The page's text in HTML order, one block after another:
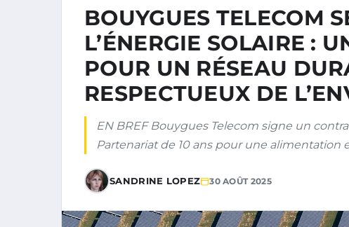
BOUYGUES TELECOM
L’ÉNERGIE SOLAIRE :
POUR UN RÉSEAU
RESPECTUEUX DE
EN BREF Bouygues Telecom signe un
Partenariat de 10 ans pour une alimentation
SANDRINE LOPEZ 30 AOÛT 2025